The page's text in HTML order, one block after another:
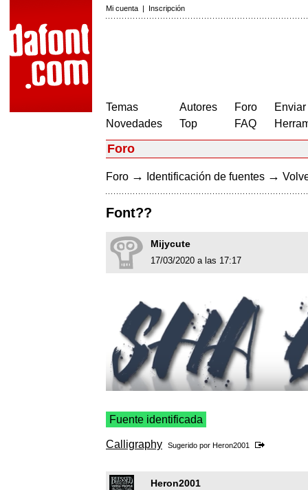
Mi cuenta | Inscripción
Temas
Novedades
Autores
Top
Foro
FAQ
Foro
Foro → Identificación de fuentes →
Font??
Mijycute
17/03/2020 a las 17:17
Fuente identificada
Calligraphy Sugerido por Heron2001
Heron2001